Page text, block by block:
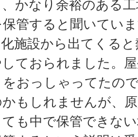
かなり余裕のある
管すると聞いてい
施設から出てくる
ておられました。
おっしゃってたの
もしれませんが、
も中で保管できな